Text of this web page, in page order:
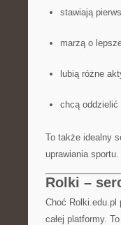
stawiają
marzą o
lubią różne
chcą oddzielić
To także idealny
uprawiania sportu.
Rolki –
Choć Rolki.edu.pl
całej platformy.